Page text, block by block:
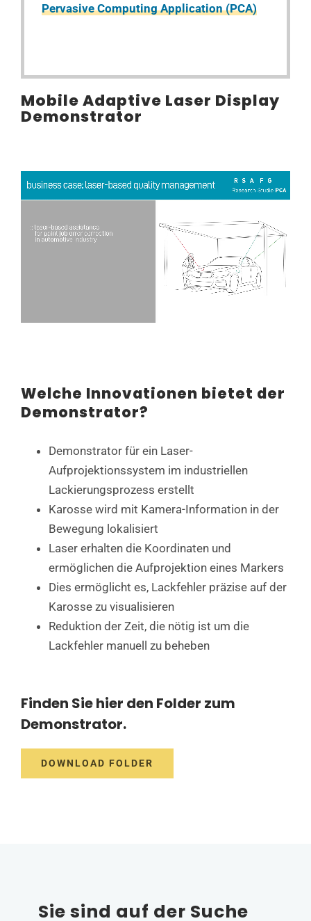
Pervasive Computing Application (PCA)
Mobile Adaptive Laser Display
Demonstrator
Welche Innovationen bietet der
Demonstrator?
Demonstrator für ein Laser-
Aufprojektionssystem im industriellen
Lackierungsprozess erstellt
Karosse wird mit Kamera-Information in der
Bewegung lokalisiert
Laser erhalten die Koordinaten und
ermöglichen die Aufprojektion eines Markers
Dies ermöglicht es, Lackfehler präzise auf der
Karosse zu visualisieren
Reduktion der Zeit, die nötig ist um die
Lackfehler manuell zu beheben
Finden Sie hier den Folder zum
Demonstrator.
DOWNLOAD FOLDER
Sie sind auf der Suche